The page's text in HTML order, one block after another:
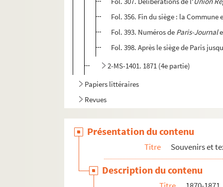
Fol. 356. Fin du siège : la Commune
Fol. 393. Numéros de Paris-Journal
Fol. 398. Après le siège de Paris
2-MS-1401. 1871 (4e partie)
Papiers littéraires
Revues
2-MS-1414. Société civile des familles
La question des enfants devant les
2-MS-1417. Jean-Baptiste-Adolphe Charras
4-MS-6302. Charles-Louis Chassin. "Lazare
Présentation du contenu
Titre Souvenirs et
Description du contenu